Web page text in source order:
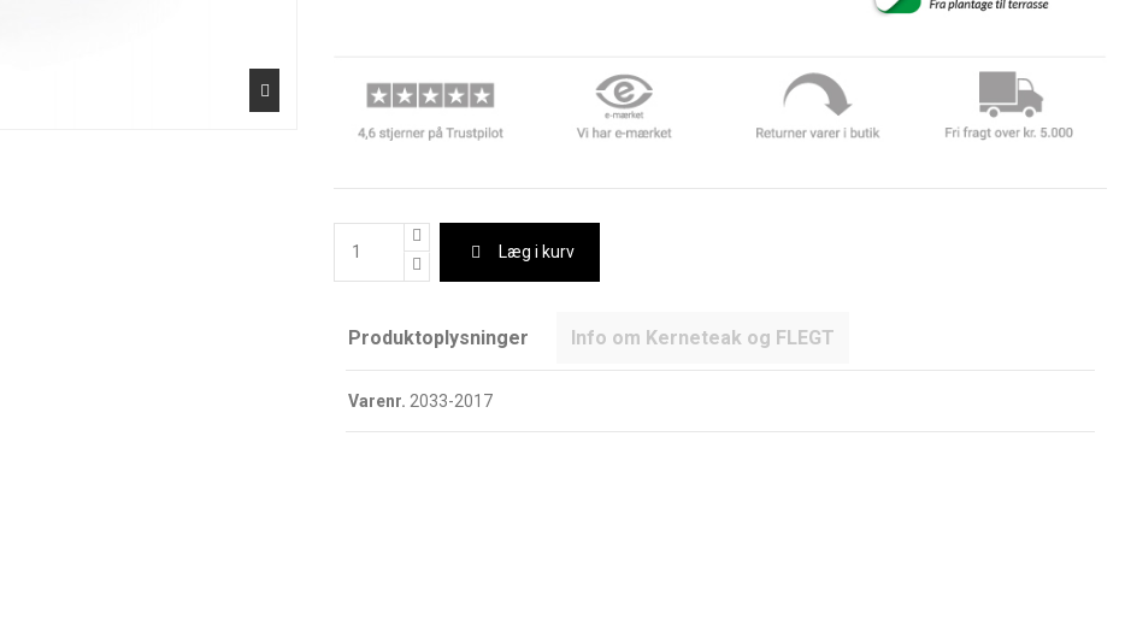
Læg i kurv
Produktoplysninger Info om Kerneteak og FLEGT
Varenr. 2033-2017